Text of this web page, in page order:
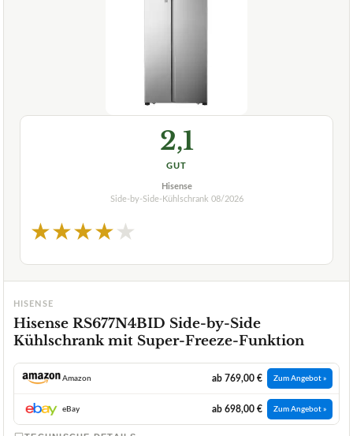
2,1
GUT
Hisense
Side-by-Side-Kühlschrank 08/2026
★★★★★
HISENSE
Hisense RS677N4BID Side-by-Side
Kühlschrank mit Super-Freeze-Funktion
Amazon ab 769,00 € Zum Angebot »
eBay ab 698,00 € Zum Angebot »